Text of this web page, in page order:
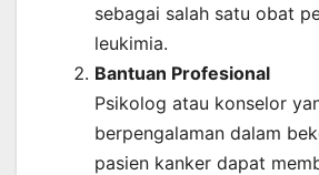
sebagai salah satu obat
leukimia.
Bantuan Profesional
Psikolog atau konselor
berpengalaman dalam
pasien kanker dapat